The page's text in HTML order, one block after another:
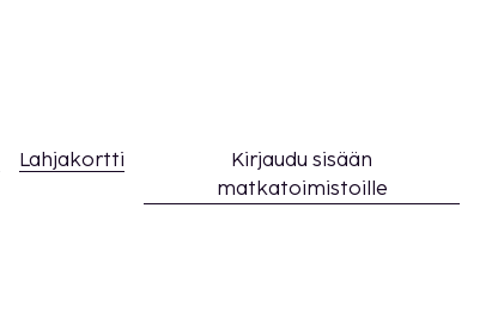
Lahjakortti
Kirjaudu sisään
matkatoimistoille